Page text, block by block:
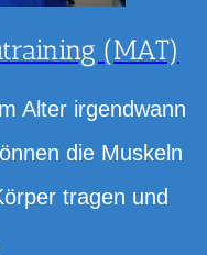
(MAT)
Alter irgendwann
die Muskeln
tragen und